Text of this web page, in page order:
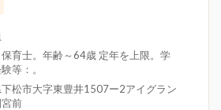
育士。年齢～64歳 定年を上限。学
等：。
下松市大字東豊井1507ー2アイグラン
前